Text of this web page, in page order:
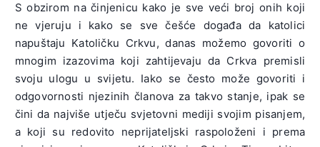
S obzirom na činjenicu kako je sve veći broj onih koji
ne vjeruju i kako se sve češće događa da katolici
napuštaju Katoličku Crkvu, danas možemo govoriti o
mnogim izazovima koji zahtijevaju da Crkva premisli
svoju ulogu u svijetu. Iako se često može govoriti i
odgovornosti njezinih članova za takvo stanje, ipak se
čini da najviše utječu svjetovni mediji svojim pisanjem,
a koji su redovito neprijateljski raspoloženi i prema